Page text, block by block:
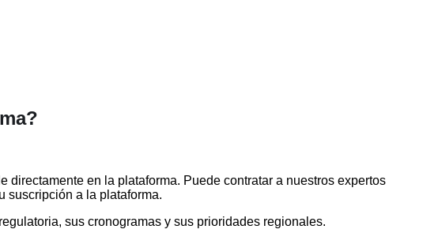
en la plataforma. Puede contratar a nuestros expertos
suscripción a la plataforma.
sus cronogramas y sus prioridades regionales.